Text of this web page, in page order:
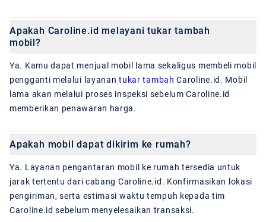
Apakah Caroline.id melayani tukar tambah
mobil?
Ya. Kamu dapat menjual mobil lama sekaligus membeli mobil
pengganti melalui layanantukar tambah Caroline.id. Mobil
lama akan melalui proses inspeksi sebelum Caroline.id
memberikan penawaran harga.
Apakah mobil dapat dikirim ke rumah?
Ya. Layanan pengantaran mobil ke rumah tersedia untuk
jarak tertentu dari cabang Caroline.id. Konfirmasikan lokasi
pengiriman, serta estimasi waktu tempuh kepada tim
Caroline.id sebelum menyelesaikan transaksi.